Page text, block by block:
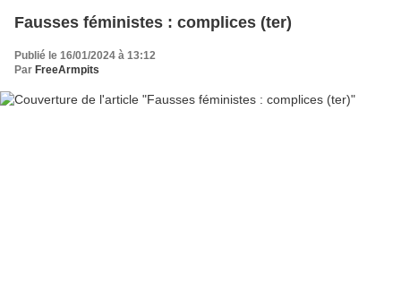
Fausses féministes : complices (ter)
Publié le 16/01/2024 à 13:12
Par FreeArmpits